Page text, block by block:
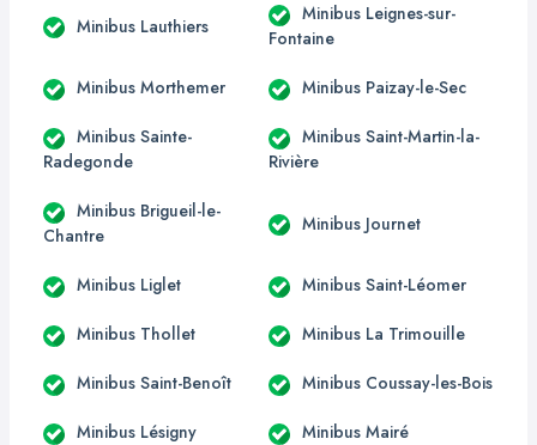
Minibus Lauthiers
Minibus Leignes-sur-
Fontaine
Minibus Morthemer Minibus Paizay-le-Sec
Minibus Sainte-
Radegonde
Minibus Saint-Martin-la-
Rivière
Minibus Brigueil-le-
Chantre
Minibus Journet
Minibus Liglet Minibus Saint-Léomer
Minibus Thollet Minibus La Trimouille
Minibus Saint-Benoît Minibus Coussay-les-Bois
Minibus Lésigny Minibus Mairé